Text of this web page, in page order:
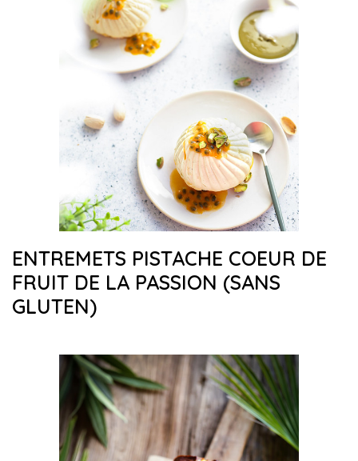
ENTREMETS PISTACHE COEUR DE
FRUIT DE LA PASSION (SANS
GLUTEN)